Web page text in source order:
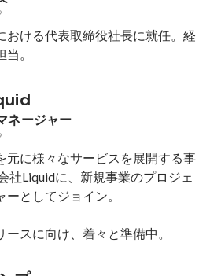
おける代表取締役社長に就任。経
。
ネージャー
元に様々なサービスを展開する事
社Liquidに、新規事業のプロジェ
ーとしてジョイン。
ースに向け、着々と準備中。